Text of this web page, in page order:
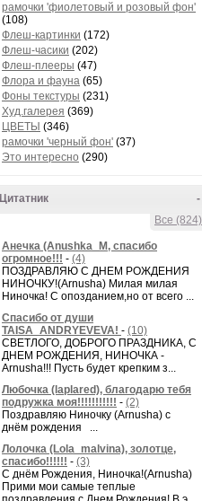
рамочки 'фиолетовый и розовый фон'
(108)
Флеш-картинки (172)
Флеш-часики (202)
Флеш-плееры (47)
Флора и фауна (65)
Фоны текстуры (231)
Худ.галерея (369)
ЦВЕТЫ (346)
рамочки 'черный фон' (37)
Это интересно (290)
-
Цитатник
Все (824)
Анечка (Anushka_M, спасибо
огромное!!! - (4)
ПОЗДРАВЛЯЮ С ДНЕМ РОЖДЕНИЯ
НИНОЧКУ!(Arnusha) Милая милая
Ниночка! С опозданием,но от всего ...
Спасибо от души
TAISA_ANDRYEVEVA! - (10)
СВЕТЛОГО, ДОБРОГО ПРАЗДНИКА, С
ДНЕМ РОЖДЕНИЯ, НИНОЧКА -
Arnusha!!! Пусть будет крепким з...
Любочка (laplared), благодарю тебя
подружка моя!!!!!!!!!!! - (2)
Поздравляю Ниночку (Arnusha) с
днём рождения ...
Лолочка (Lola_malvina), золотце,
спасибо!!!!!! - (3)
С днём Рождения, Ниночка!(Аrnusha)
Прими мои самые теплые